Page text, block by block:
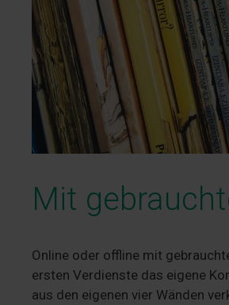
Mit
Online oder offline mit
ersten Verdienste das eigene
aus den eigenen vier Wänden